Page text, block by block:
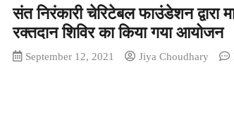
संत निरंकारी चेरिटेबल फाउंडेशन द्वारा
रक्तदान शिविर का किया गया आयोजन
September 12, 2021 Jiya Choudhary